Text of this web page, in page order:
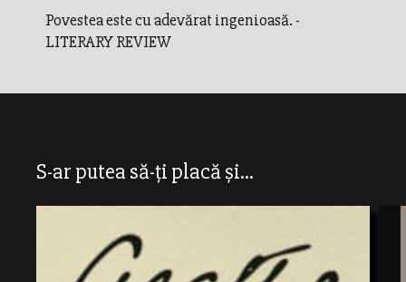
Povestea este cu adevărat ingenioasă. -
LITERARY REVIEW
S-ar putea să-ți placă și...